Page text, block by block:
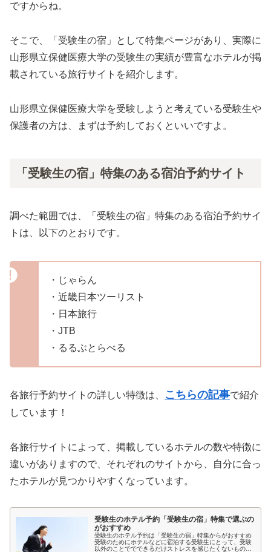
ですからね。
そこで、「受験生の宿」として特集ページがあり、実際に
山形県立保健医療大学の受験生の実績が豊富なホテルが掲
載されている旅行サイトを紹介します。
山形県立保健医療大学を受験しようと考えている受験生や
保護者の方は、まずは予約しておくといいですよ。
「受験生の宿」特集のある宿泊予約サイト
調べた範囲では、「受験生の宿」特集のある宿泊予約サイ
トは、以下のとおりです。
・じゃらん
・近畿日本ツーリスト
・日本旅行
・JTB
・るるぶとらべる
各旅行予約サイトの詳しい特徴は、 こちらの記事で紹介
しています！
各旅行サイトによって、掲載しているホテルの数や特徴に
違いがありますので、それぞれのサイトから、自分に合っ
たホテルが見つかりやすくなっています。
受験生のホテル予約「受験生の宿」特集で選ぶの
がおすすめ
受験生のホテル予約は「受験生の宿」特集からがおすすめ
受験のためにホテルなどに宿泊する受験生にとって、受験
以外のことででできるだけストレスを感じたくないもので